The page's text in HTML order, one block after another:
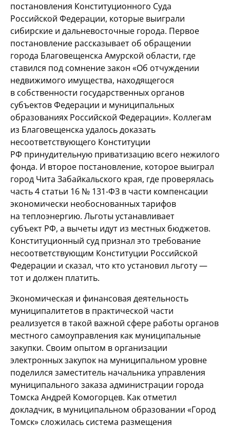
постановления Конституционного Суда
Российской Федерации, которые выиграли
сибирские и дальневосточные города. Первое
постановление рассказывает об обращении
города Благовещенска Амурской области, где
ставился под сомнение закон «Об отчуждении
недвижимого имущества, находящегося
в собственности государственных органов
субъектов Федерации и муниципальных
образованиях Российской Федерации». Коллегам
из Благовещенска удалось доказать
несоответствующего Конституции
РФ принудительную приватизацию всего нежилого
фонда. И второе постановление, которое выиграл
город Чита Забайкальского края, где проверялась
часть 4 статьи 16 № 131-ФЗ в части компенсации
экономически необоснованных тарифов
на теплоэнергию. Льготы устанавливает
субъект РФ, а вычеты идут из местных бюджетов.
Конституционный суд признал это требование
несоответствующим Конституции Российской
Федерации и сказал, что кто установил льготу —
тот и должен платить.
Экономическая и финансовая деятельность
муниципалитетов в практической части
реализуется в такой важной сфере работы органов
местного самоуправления как муниципальные
закупки. Своим опытом в организации
электронных закупок на муниципальном уровне
поделился заместитель начальника управления
муниципального заказа администрации города
Томска Андрей Комогорцев. Как отметил
докладчик, в муниципальном образовании «Город
Томск» сложилась система размещения